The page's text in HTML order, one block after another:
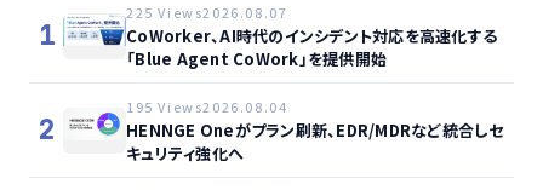
1
225 Views2026.08.07
CoWorker、AI時代のインシデント対応を高速化する
「Blue Agent CoWork」を提供開始
2
195 Views2026.08.04
HENNGE Oneがプラン刷新、EDR/MDRなど統合しセ
キュリティ強化へ